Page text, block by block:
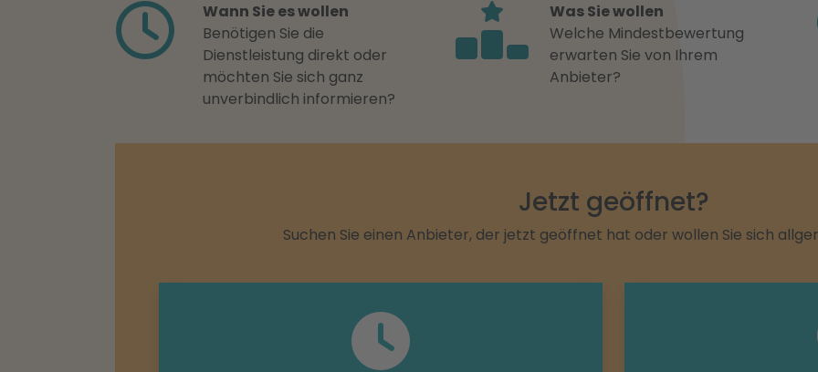
Wann Sie es wollen
Benötigen Sie die
Dienstleistung direkt oder
möchten Sie sich ganz
unverbindlich informieren?
Was Sie wollen
Welche Mindestbewertung
erwarten Sie von Ihrem
Anbieter?
Jetzt geöffnet?
Suchen Sie einen Anbieter, der jetzt geöffnet hat oder wollen Sie sich